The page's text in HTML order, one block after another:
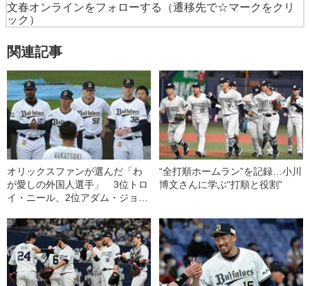
文春オンラインをフォローする
（遷移先で☆マークをクリ
ック）
関連記事
オリックスファンが選んだ「わ
が愛しの外国人選手」 3位トロ
イ・ニール、2位アダム・ジョー
“全打順ホームラン”を記録…小川
博文さんに学ぶ“打順と役割”